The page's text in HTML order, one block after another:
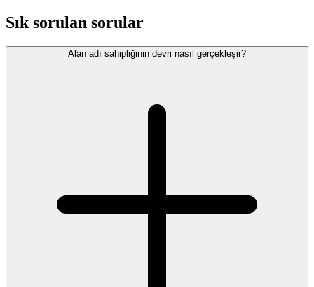
Sık sorulan sorular
Alan adı sahipliğinin devri nasıl gerçekleşir?